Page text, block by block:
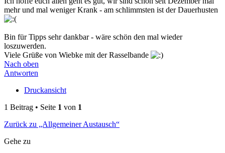
mehr und mal weniger Krank - am schlimmsten ist der Dauerhusten
Bin für Tipps sehr dankbar - wäre schön den mal wieder
loszuwerden.
Viele Grüße von Wiebke mit der Rasselbande
Nach oben
Antworten
Druckansicht
1 Beitrag • Seite 1 von 1
Zurück zu „Allgemeiner Austausch“
Gehe zu